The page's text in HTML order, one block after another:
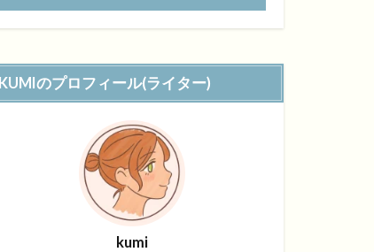
KUMIのプロフィール(ライター)
kumi